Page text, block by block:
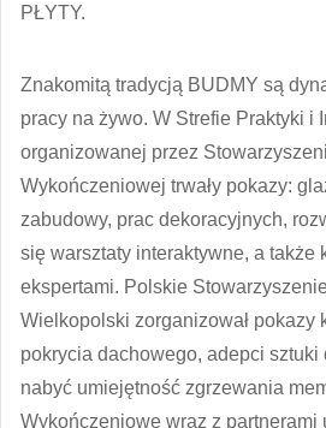
PŁYTY.
Znakomitą tradycją BUDMY są
pracy na żywo. W Strefie Praktyki i
organizowanej przez
Wykończeniowej trwały pokazy:
zabudowy, prac dekoracyjnych,
się warsztaty interaktywne, a także
ekspertami. Polskie
Wielkopolski zorganizował pokazy
pokrycia dachowego, adepci sztuki
nabyć umiejętność zgrzewania
Wykończeniowe wraz z partnerami